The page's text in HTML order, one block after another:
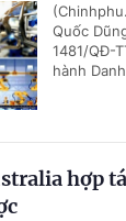
Quốc
1481/QĐ-
hành
hợp